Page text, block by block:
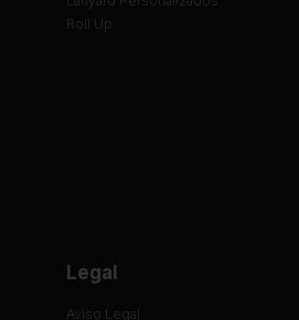
Roll Up
Legal
Aviso Legal